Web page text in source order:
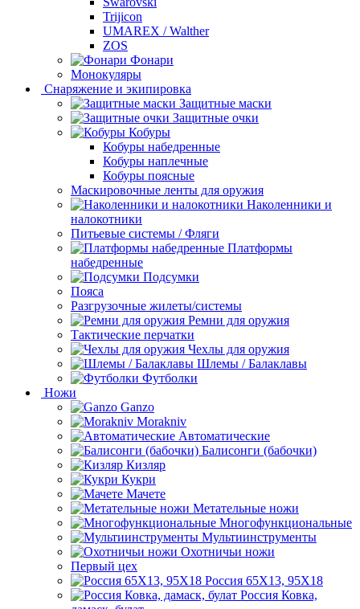
Trijicon
UMAREX / Walther
ZOS
Фонари
Монокуляры
Снаряжение и экипировка
Защитные маски
Защитные очки
Кобуры
Кобуры набедренные
Кобуры наплечные
Кобуры поясные
Маскировочные ленты для оружия
Наколенники и
налокотники
Питьевые системы / Фляги
Платформы
набедренные
Подсумки
Пояса
Разгрузочные жилеты/системы
Ремни для оружия
Тактические перчатки
Чехлы для оружия
Шлемы / Балаклавы
Футболки
Ножи
Ganzo
Morakniv
Автоматические
Балисонги (бабочки)
Кизляр
Кукри
Мачете
Метательные ножи
Многофункциональные
Мультиинструменты
Охотничьи ножи
Первый цех
Россия 65Х13, 95Х18
Россия Ковка,